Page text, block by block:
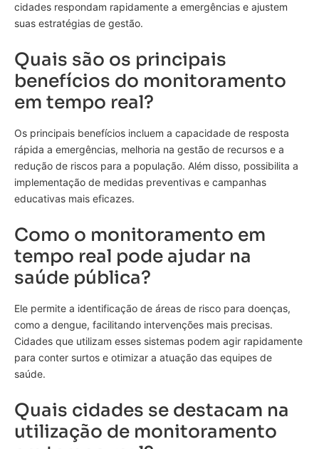
cidades respondam rapidamente a emergências e ajustem
suas estratégias de gestão.
Quais são os principais
benefícios do monitoramento
em tempo real?
Os principais benefícios incluem a capacidade de resposta
rápida a emergências, melhoria na gestão de recursos e a
redução de riscos para a população. Além disso, possibilita a
implementação de medidas preventivas e campanhas
educativas mais eficazes.
Como o monitoramento em
tempo real pode ajudar na
saúde pública?
Ele permite a identificação de áreas de risco para doenças,
como a dengue, facilitando intervenções mais precisas.
Cidades que utilizam esses sistemas podem agir rapidamente
para conter surtos e otimizar a atuação das equipes de
saúde.
Quais cidades se destacam na
utilização de monitoramento